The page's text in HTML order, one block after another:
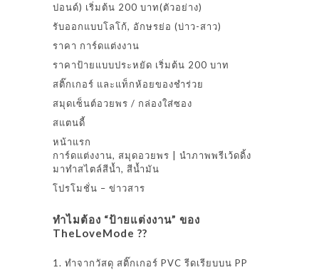
ปอนด์) เริ่มต้น 200 บาท(ตัวอย่าง)
รับออกแบบโลโก้, อักษรย่อ (บ่าว-สาว)
ราคา การ์ดแต่งงาน
ราคาป้ายแบบประหยัด เริ่มต้น 200 บาท
สติ๊กเกอร์ และแท็กห้อยของชำร่วย
สมุดเซ็นต์อวยพร / กล่องใส่ซอง
สแตนดี้
หน้าแรก
การ์ดแต่งงาน, สมุดอวยพร | นำภาพพรีเว้ดดิ้ง
มาทำสไตล์สีน้ำ, สีน้ำมัน
โปรโมชั่น – ข่าวสาร
ทำไมต้อง “ป้ายแต่งงาน” ของ
TheLoveMode ??
1. ทำจากวัสดุ สติ๊กเกอร์ PVC รีดเรียบบน PP